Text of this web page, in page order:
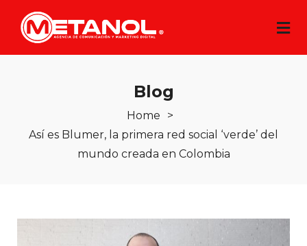
Blog
Home
>
Así es Blumer, la primera red social ‘verde’ del
mundo creada en Colombia